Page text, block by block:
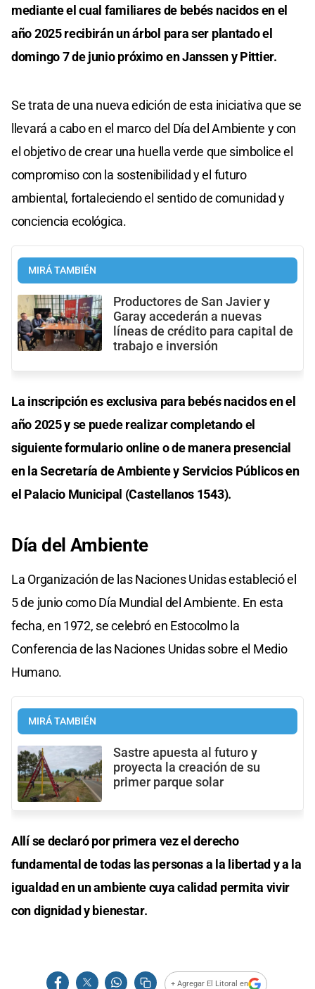
mediante el cual familiares de bebés nacidos en el
año 2025 recibirán un árbol para ser plantado el
domingo 7 de junio próximo en Janssen y Pittier.
Se trata de una nueva edición de esta iniciativa que se
llevará a cabo en el marco del Día del Ambiente y con
el objetivo de crear una huella verde que simbolice el
compromiso con la sostenibilidad y el futuro
ambiental, fortaleciendo el sentido de comunidad y
conciencia ecológica.
MIRÁ TAMBIÉN
Productores de San Javier y
Garay accederán a nuevas
líneas de crédito para capital de
trabajo e inversión
La inscripción es exclusiva para bebés nacidos en el
año 2025 y se puede realizar completando el
siguiente formulario online o de manera presencial
en la Secretaría de Ambiente y Servicios Públicos en
el Palacio Municipal (Castellanos 1543).
Día del Ambiente
La Organización de las Naciones Unidas estableció el
5 de junio como Día Mundial del Ambiente. En esta
fecha, en 1972, se celebró en Estocolmo la
Conferencia de las Naciones Unidas sobre el Medio
Humano.
MIRÁ TAMBIÉN
Sastre apuesta al futuro y
proyecta la creación de su
primer parque solar
Allí se declaró por primera vez el derecho
fundamental de todas las personas a la libertad y a la
igualdad en un ambiente cuya calidad permita vivir
con dignidad y bienestar.
+ Agregar El Litoral en